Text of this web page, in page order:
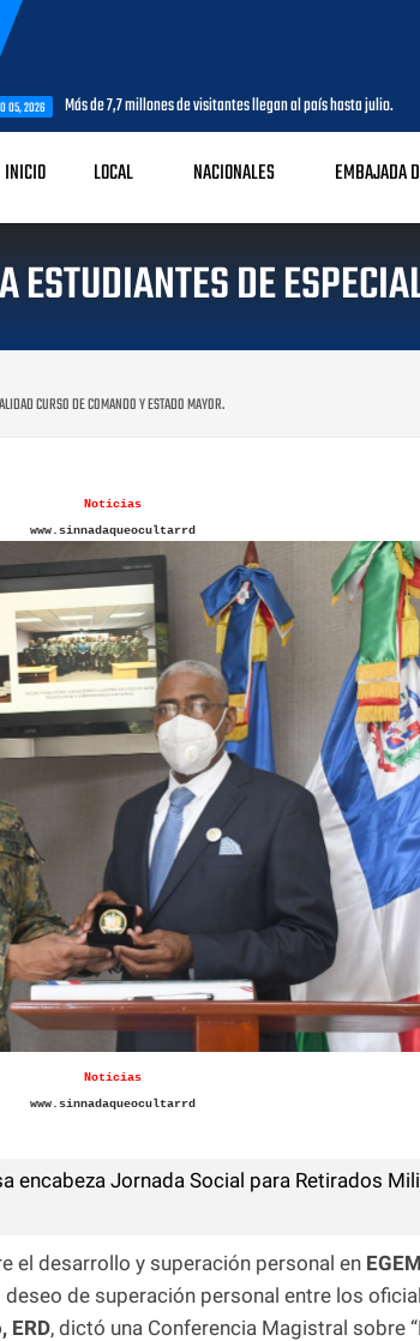
de 7,7 millones de visitantes llegan al país hasta julio. AGOSTO
INICIO LOCAL NACIONALES EMBAJADA
ESTUDIANTES DE
CURSO DE COMANDO Y ESTADO MAYOR.
Noticias
www.sinnadaqueocultarrd
Noticias
www.sinnadaqueocultarrd
encabeza Jornada Social para Retirados
el desarrollo y superación personal en
de superación personal entre los
ERD, dictó una Conferencia Magistral sobre